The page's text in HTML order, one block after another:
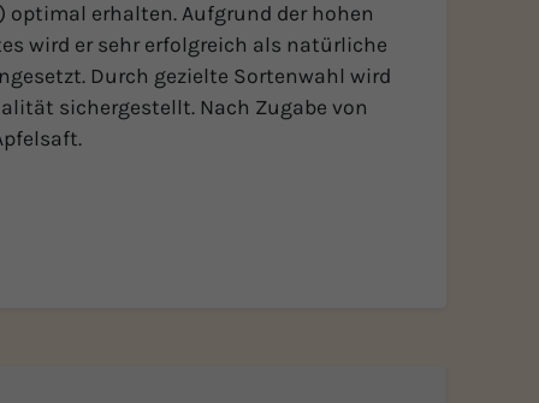
optimal erhalten. Aufgrund der hohen
wird er sehr erfolgreich als natürliche
Durch gezielte Sortenwahl wird
sichergestellt. Nach Zugabe von